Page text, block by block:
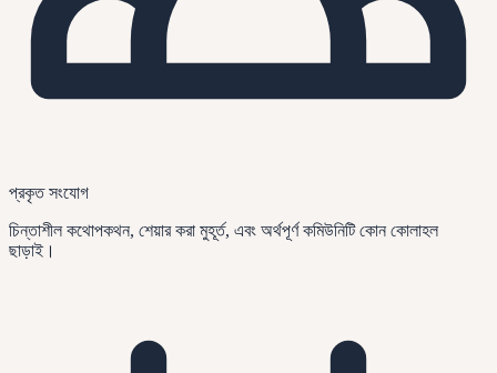
প্রকৃত সংযোগ
চিন্তাশীল কথোপকথন, শেয়ার করা মুহূর্ত, এবং অর্থপূর্ণ কমিউনিটি কোন কোলাহল
ছাড়াই।